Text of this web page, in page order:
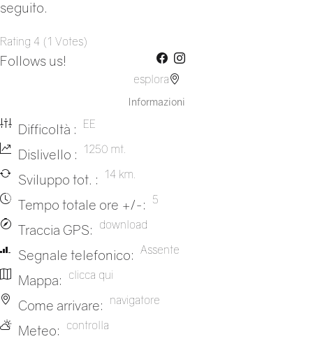
seguito.
Rating 4 (1 Votes)
Follows us!
esplora
Informazioni
Difficoltà : EE
Dislivello : 1250 mt.
Sviluppo tot. : 14 km.
Tempo totale ore +/-: 5
Traccia GPS: download
Segnale telefonico: Assente
Mappa: clicca qui
Come arrivare: navigatore
Meteo: controlla